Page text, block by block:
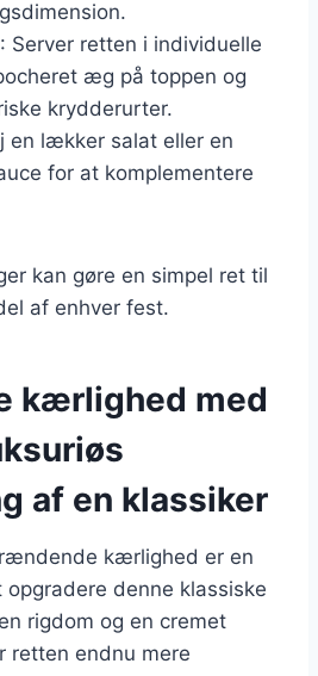
: Server retten i individuelle
æg på toppen og
krydderurter.
en lækker salat eller en
for at komplementere
kan gøre en simpel ret til
af enhver fest.
kærlighed med
af en klassiker
kærlighed er en
denne klassiske
rigdom og en cremet
retten endnu mere